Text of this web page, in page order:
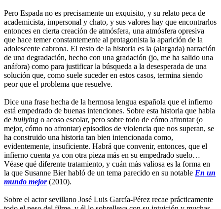
Pero Espada no es precisamente un exquisito, y su relato peca de
academicista, impersonal y chato, y sus valores hay que encontrarlos
entonces en cierta creación de atmósfera, una atmósfera opresiva
que hace temer constantemente al protagonista la aparición de la
adolescente cabrona. El resto de la historia es la (alargada) narración
de una degradación, hecho con una gradación (jo, me ha salido una
anáfora) como para justificar la búsqueda a la desesperada de una
solución que, como suele suceder en estos casos, termina siendo
peor que el problema que resuelve.
Dice una frase hecha de la hermosa lengua española que el infierno
está empedrado de buenas intenciones. Sobre esta historia que habla
de bullying o acoso escolar, pero sobre todo de cómo afrontar (o
mejor, cómo no afrontar) episodios de violencia que nos superan, se
ha construido una historia tan bien intencionada como,
evidentemente, insuficiente. Habrá que convenir, entonces, que el
infierno cuenta ya con otra pieza más en su empedrado suelo…
Véase qué diferente tratamiento, y cuán más valiosa es la forma en
la que Susanne Bier habló de un tema parecido en su notable En un
mundo mejor(2010).
Sobre el actor sevillano José Luis García-Pérez recae prácticamente